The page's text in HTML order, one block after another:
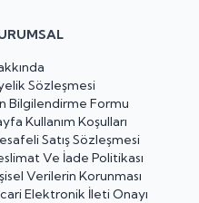
Sözleşmesi
Bilgilendirme Formu
Kullanım Koşulları
Satış Sözleşmesi
Ve İade Politikası
Verilerin Korunması
Elektronik İleti Onayı